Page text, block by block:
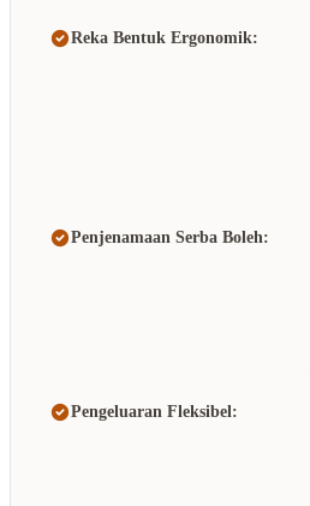
Reka Bentuk Ergonomik:
Penjenamaan Serba Boleh:
Pengeluaran Fleksibel: